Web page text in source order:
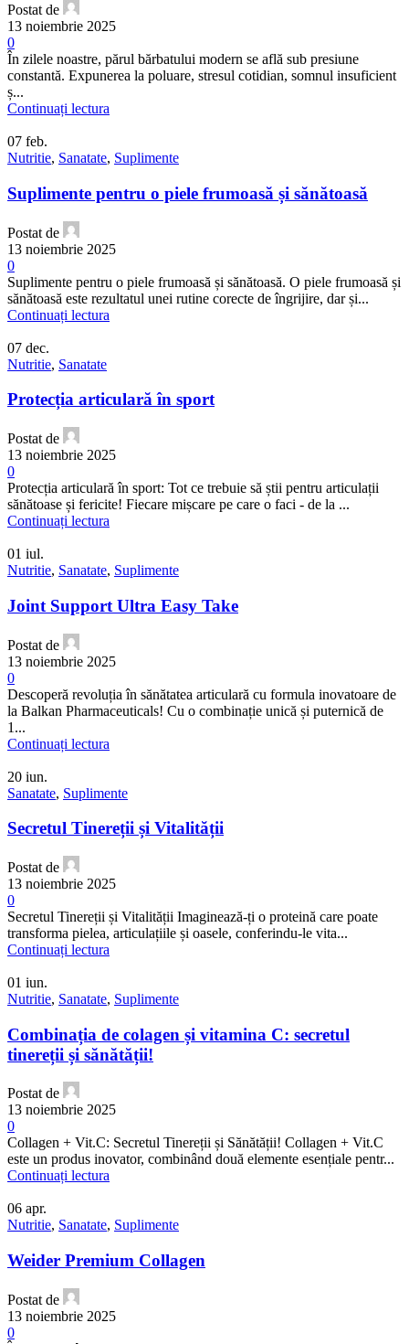
Postat de
13 noiembrie 2025
0
În zilele noastre, părul bărbatului modern se află sub presiune
constantă. Expunerea la poluare, stresul cotidian, somnul insuficient
ș...
Continuați lectura
07 feb.
Nutritie, Sanatate, Suplimente
Suplimente pentru o piele frumoasă și sănătoasă
Postat de
13 noiembrie 2025
0
Suplimente pentru o piele frumoasă și sănătoasă. O piele frumoasă și
sănătoasă este rezultatul unei rutine corecte de îngrijire, dar și...
Continuați lectura
07 dec.
Nutritie, Sanatate
Protecția articulară în sport
Postat de
13 noiembrie 2025
0
Protecția articulară în sport: Tot ce trebuie să știi pentru articulații
sănătoase și fericite! Fiecare mișcare pe care o faci - de la ...
Continuați lectura
01 iul.
Nutritie, Sanatate, Suplimente
Joint Support Ultra Easy Take
Postat de
13 noiembrie 2025
0
Descoperă revoluția în sănătatea articulară cu formula inovatoare de
la Balkan Pharmaceuticals! Cu o combinație unică și puternică de
1...
Continuați lectura
20 iun.
Sanatate, Suplimente
Secretul Tinereții și Vitalității
Postat de
13 noiembrie 2025
0
Secretul Tinereții și Vitalității Imaginează-ți o proteină care poate
transforma pielea, articulațiile și oasele, conferindu-le vita...
Continuați lectura
01 iun.
Nutritie, Sanatate, Suplimente
Combinația de colagen și vitamina C: secretul
tinereții și sănătății!
Postat de
13 noiembrie 2025
0
Collagen + Vit.C: Secretul Tinereții și Sănătății! Collagen + Vit.C
este un produs inovator, combinând două elemente esențiale pentr...
Continuați lectura
06 apr.
Nutritie, Sanatate, Suplimente
Weider Premium Collagen
Postat de
13 noiembrie 2025
0